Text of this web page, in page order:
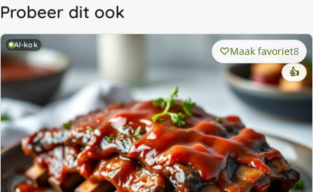
Probeer dit ook
AI-kok Maak favoriet8
👍